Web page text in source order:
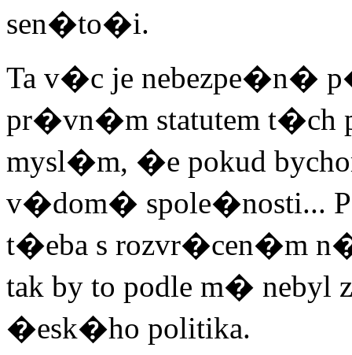
sen�to�i.
Ta v�c je nebezpe�n�
pr�vn�m statutem t�ch
mysl�m, �e pokud
v�dom� spole�nosti...
t�eba s rozvr�cen�m
tak by to podle m�
�esk�ho politika.